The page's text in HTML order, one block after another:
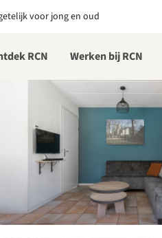
voor jong en oud
RCN Werken bij RCN